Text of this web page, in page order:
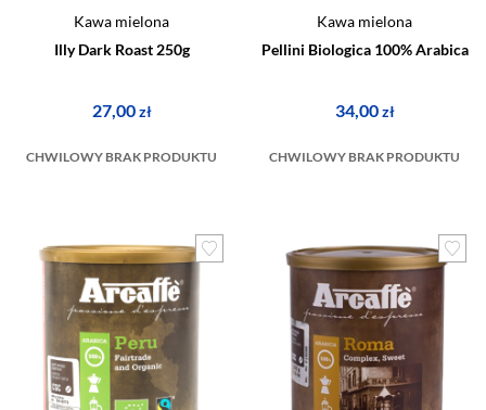
Kawa mielona
Illy Dark Roast 250g
27,00zł
CHWILOWY BRAK PRODUKTU
Kawa mielona
Pellini Biologica 100% Arabica
34,00zł
CHWILOWY BRAK PRODUKTU